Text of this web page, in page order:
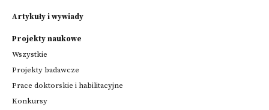
Artykuły i wywiady
Projekty naukowe
Wszystkie
Projekty badawcze
Prace doktorskie i habilitacyjne
Konkursy